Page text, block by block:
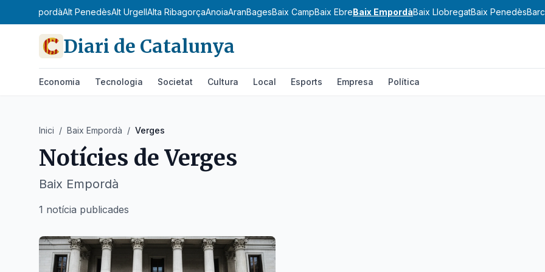
Alt EmpordàAlt PenedèsAlt UrgellAlta RibagorçaAnoiaAranBagesBaix CampBaix EbreBaix EmpordàBaix LlobregatBaix Penedès
Diari de Catalunya
Economia Tecnologia Societat Cultura Local Esports Empresa Política
Inici / Baix Empordà / Verges
Notícies de Verges
Baix Empordà
1 notícia publicades